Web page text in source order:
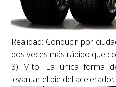
Realidad: Conducir por
dos veces más rápido que
3) Mito: La única forma
levantar el pie del acelerador.